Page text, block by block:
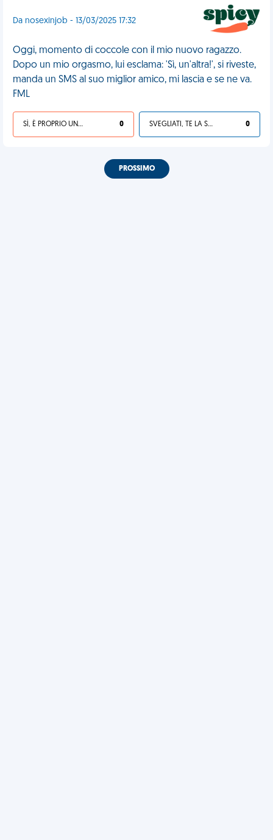
Da nosexinjob - 13/03/2025 17:32
Oggi, momento di coccole con il mio nuovo ragazzo.
Dopo un mio orgasmo, lui esclama: 'Sì, un'altra!', si riveste,
manda un SMS al suo miglior amico, mi lascia e se ne va.
FML
SÌ, È PROPRIO UNA VDM! 0 SVEGLIATI, TE LA SEI CERCATA! 0
PROSSIMO